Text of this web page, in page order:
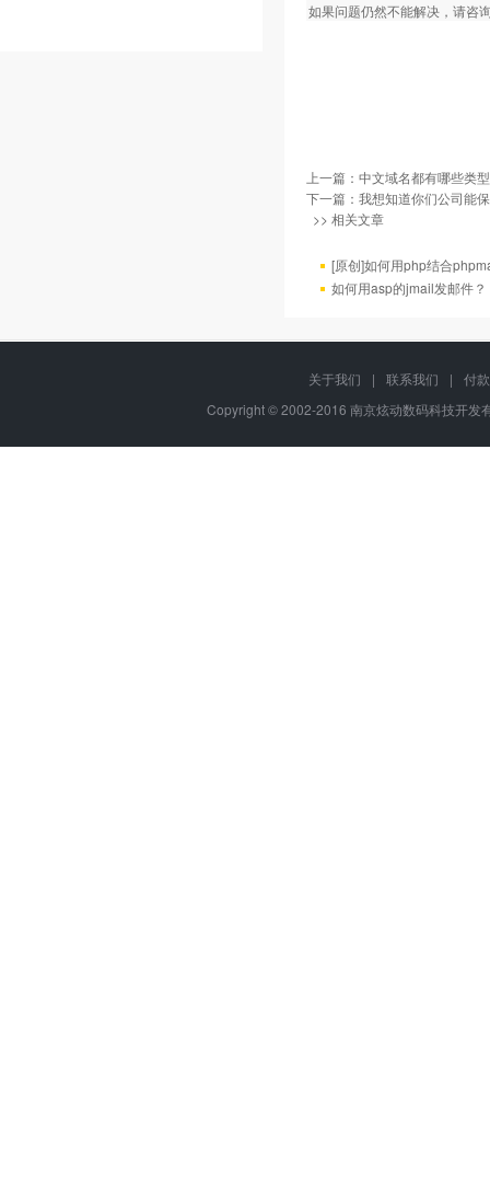
如果问题仍然不能解决，请咨
上一篇： 中文域名都有哪些类
下一篇： 我想知道你们公司能
>> 相关文章
[原创]如何用php结合
如何用asp的jmail发邮件？
关于我们 | 联系我们 |
付
Copyright © 2002-2016 南京炫动数码科技开